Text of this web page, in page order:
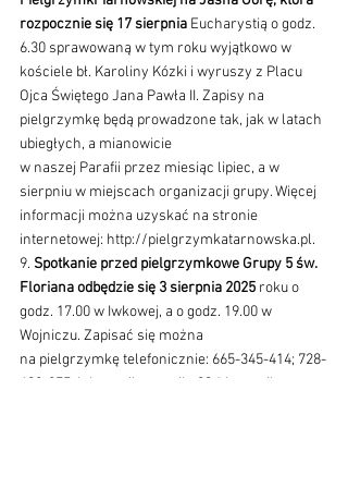
rozpocznie się 17 sierpnia Eucharystią o godz.
6.30 sprawowaną w tym roku wyjątkowo w
kościele bł. Karoliny Kózki i wyruszy z Placu
Ojca Świętego Jana Pawła II. Zapisy na
pielgrzymkę będą prowadzone tak, jak w latach
ubiegłych, a mianowicie
w naszej Parafii przez miesiąc lipiec, a w
sierpniu w miejscach organizacji grupy. Więcej
informacji można uzyskać na stronie
internetowej: http://pielgrzymkatarnowska.pl.
9. Spotkanie przed pielgrzymkowe Grupy 5 św.
Floriana odbędzie się 3 sierpnia 2025 roku o
godz. 17.00 w Iwkowej, a o godz. 19.00 w
Wojniczu. Zapisać się można
na pielgrzymkę telefonicznie: 665-345-414; 728-
438-875; lub emailem: osika93@hotmail.com;